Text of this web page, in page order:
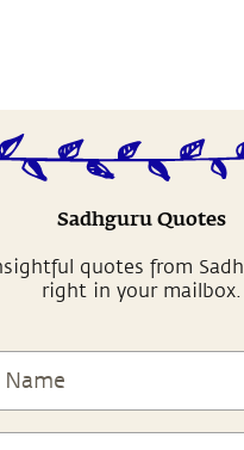
Sadhguru Quotes
quotes from
right in your mailbox.